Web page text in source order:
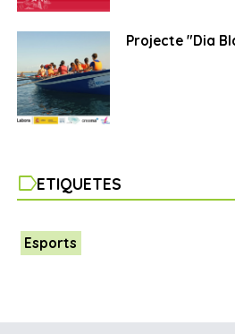
Projecte "Dia
labelETIQUETES
Esports